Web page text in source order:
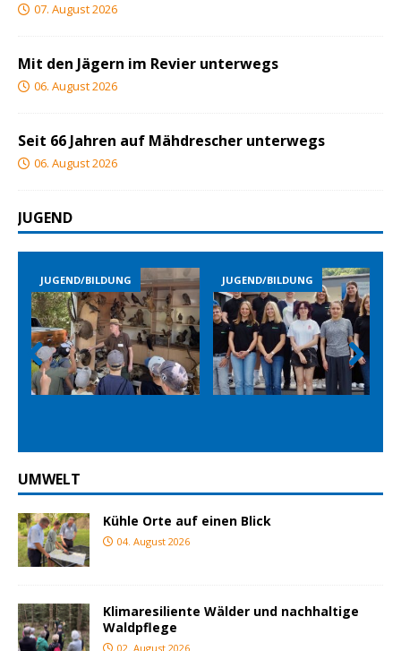
07. August 2026
Mit den Jägern im Revier unterwegs
06. August 2026
Seit 66 Jahren auf Mähdrescher unterwegs
06. August 2026
JUGEND
JUGEND/BILDUNG JUGEND/BILDUNG
Prev
ious
Nex
t
UMWELT
Kühle Orte auf einen Blick
04. August 2026
Klimaresiliente Wälder und nachhaltige
Waldpflege
02. August 2026